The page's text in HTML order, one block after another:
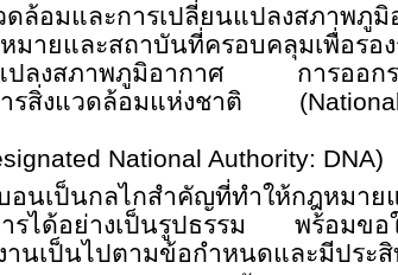
อมและการเปลี่ยนแปลงสภาพภู
ายและสถาบันที่ครอบคลุมเพื่อรอ
แปลงสภาพภูมิอากาศ การออกร
ารสิ่งแวดล้อมแห่งชาติ (
National Authority: DNA)
นเป็นกลไกสำคัญที่ทำให้กฎหมาย
รได้อย่างเป็นรูปธรรม พร้อมขอ
านเป็นไปตามข้อกำหนดและมีประ